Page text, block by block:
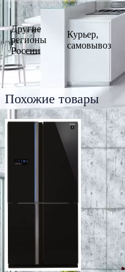
Другие
регионы
России
Курьер,
самовывоз
Похожие товары